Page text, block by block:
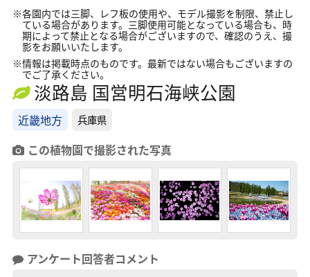
※各園内では三脚、レフ板の使用や、モデル撮影を制限、禁止し
ている場合があります。三脚使用可能となっている場合も、時
期によって禁止となる場合がございますので、確認のうえ、撮
影をお願いいたします。
※情報は掲載時点のものです。最新ではない場合もございますの
でご了承ください。
淡路島 国営明石海峡公園
近畿地方 兵庫県
この植物園で撮影された写真
アンケート回答者コメント